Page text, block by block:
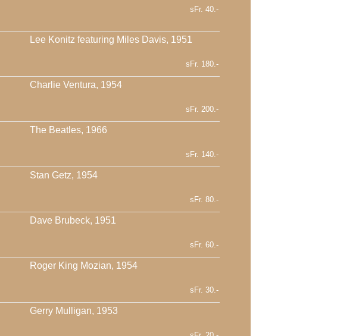
sFr. 40.-
Lee Konitz featuring Miles Davis, 1951
sFr. 180.-
Charlie Ventura, 1954
sFr. 200.-
The Beatles, 1966
sFr. 140.-
Stan Getz, 1954
sFr. 80.-
Dave Brubeck, 1951
sFr. 60.-
Roger King Mozian, 1954
sFr. 30.-
Gerry Mulligan, 1953